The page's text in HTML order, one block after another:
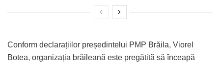
Conform declarațiilor președintelui PMP Brăila, Viorel
Botea, organizația brăileană este pregătită să înceapă